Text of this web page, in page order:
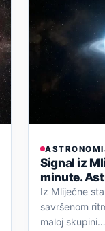
Signal iz
minute.
Iz Mliječne
savršenom
maloj skupini…